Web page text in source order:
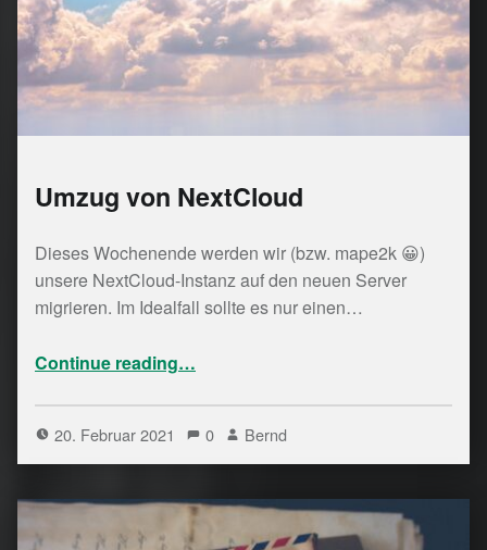
Umzug von NextCloud
Dieses Wochenende werden wir (bzw. mape2k 😀)
unsere NextCloud-Instanz auf den neuen Server
migrieren. Im Idealfall sollte es nur einen…
Continue reading…
20. Februar 2021 0 Bernd